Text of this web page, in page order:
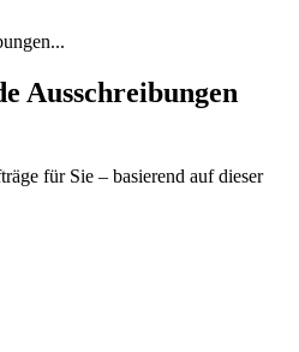
Ausschreibungen
für Sie – basierend auf dieser